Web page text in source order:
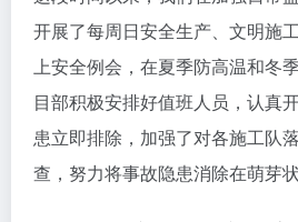
开展了每周日安全生产、文明施
上安全例会，在夏季防高温和冬
目部积极安排好值班人员，认真
患立即排除，加强了对各施工队
查，努力将事故隐患消除在萌芽状